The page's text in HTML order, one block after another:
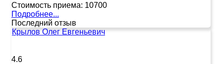
Стоимость приема: 10700
Подробнее...
Последний отзыв
Крылов Олег Евгеньевич
4.6